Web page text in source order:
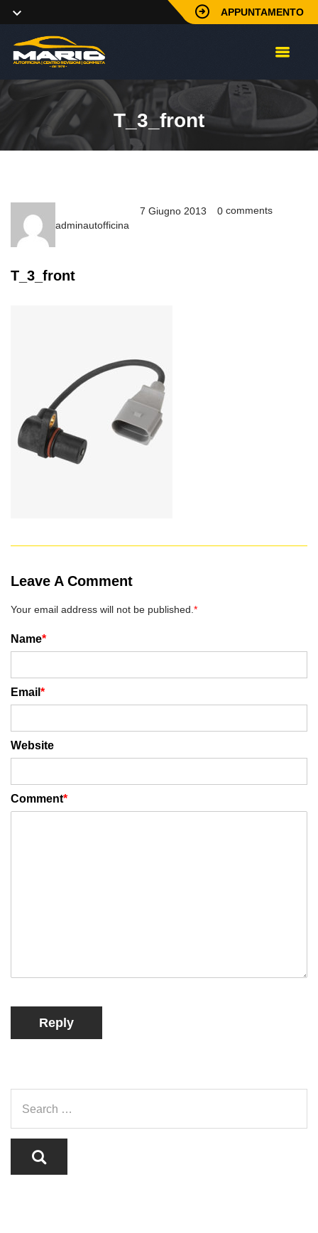
APPUNTAMENTO
T_3_front
adminautofficina
7 Giugno 2013 0 comments
T_3_front
Leave A Comment
Your email address will not be published. *
Name*
Email *
Website
Comment*
Reply